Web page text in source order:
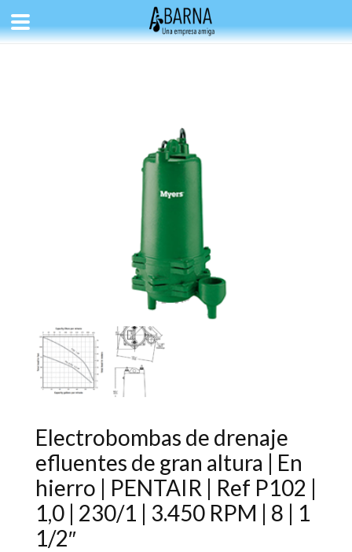
Electrobombas de drenaje
efluentes de gran altura | En
hierro | PENTAIR | Ref P102 |
1,0 | 230/1 | 3.450 RPM | 8 | 1
1/2″